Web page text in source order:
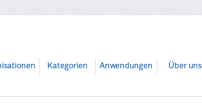
Kategorien Anwendungen Über uns